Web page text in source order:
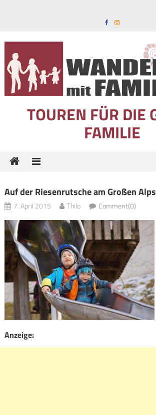
TOUREN FÜR DIE
FAMILIE
Auf der Riesenrutsche am Großen
7. April 2015 Thilo Comment(0)
Anzeige: